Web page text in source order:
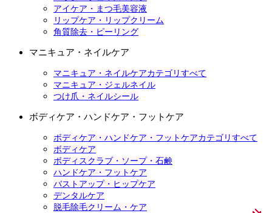
アイケア・まつ毛美容液
リップケア・リップクリーム
角質除去・ピーリング
マニキュア・ネイルケア
マニキュア・ネイルケアカテゴリすべて
マニキュア・ジェルネイル
つけ爪・ネイルシール
ボディケア・ハンドケア・フットケア
ボディケア・ハンドケア・フットケアカテゴリすべて
ボディケア
ボディスクラブ・ソープ・石鹸
ハンドケア・フットケア
バストアップ・ヒップケア
デンタルケア
脱毛除毛クリーム・ケア